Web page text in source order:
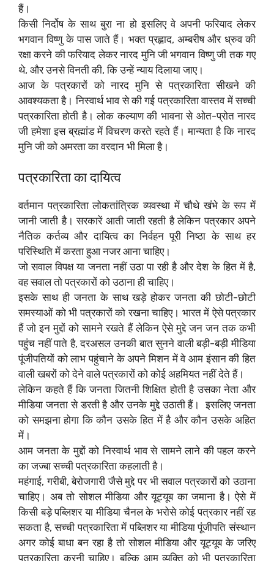
हैं।
‌किसी निर्दोष के साथ बुरा ना हो इसलिए वे अपनी फरियाद लेकर
भगवान विष्णु के पास जाते हैं।‌ भक्त प्रह्लाद, अम्बरीष और ध्रुव की
रक्षा करने की फरियाद लेकर नारद मुनि जी भगवान विष्णु जी तक गए
थे, और उनसे विनती की, कि उन्हें न्याय दिलाया जाए।
‌आज के पत्रकारों को नारद मुनि से पत्रकारिता सीखने की
आवश्यकता है। ‌निस्वार्थ भाव से की गई पत्रकारिता वास्तव में सच्ची
पत्रकारिता होती है। लोक कल्याण की भावना से ओत-प्रोत नारद
जी हमेशा इस ब्रह्मांड में विचरण करते रहते हैं। मान्यता है कि नारद
मुनि जी को अमरता का वरदान भी मिला है। ‌
पत्रकारिता का दायित्व
वर्तमान पत्रकारिता लोकतांत्रिक व्यवस्था में चौथे खंभे के रूप में
जानी जाती है। ‌सरकारें आती जाती रहती है लेकिन पत्रकार अपने
नैतिक कर्तव्य और दायित्व का निर्वहन पूरी निष्ठा के साथ हर
परिस्थिति में करता हुआ नजर आना चाहिए।
जो सवाल विपक्ष या जनता नहीं उठा पा रही है और देश के हित में है,
वह सवाल तो पत्रकारों को उठाना ही चाहिए।
इसके साथ ही जनता के साथ खड़े होकर जनता की छोटी-छोटी
समस्याओं को भी पत्रकारों को रखना चाहिए। भारत में ऐसे पत्रकार
हैं जो इन मुद्दों को सामने रखते हैं लेकिन ऐसे मुद्दे जन जन तक कभी
पहुंच नहीं पाते है, दरअसल उनकी बात सुनने वाली बड़ी-बड़ी मीडिया
पूंजीपतियों को लाभ पहुंचाने के अपने मिशन में वे आम इंसान की हित
वाली खबरों को देने वाले पत्रकारों को कोई अहमियत नहीं देते हैं।
लेकिन कहते हैं कि जनता जितनी शिक्षित होती है उसका नेता और
मीडिया जनता से डरती है और उनके मुद्दे उठाती हैं। इसलिए जनता
को समझना होगा कि कौन उसके हित में है और कौन उसके अहित
में। ‌
आम जनता के मुद्दों को निस्वार्थ भाव से सामने लाने की पहल करने
का जज्बा सच्ची पत्रकारिता कहलाती है।
महंगाई, गरीबी, बेरोजगारी जैसे मुद्दे पर भी सवाल पत्रकारों को उठाना
चाहिए। अब तो सोशल मीडिया और यूट्यूब का जमाना है। ऐसे में
किसी बड़े पब्लिशर या मीडिया चैनल के भरोसे कोई पत्रकार नहीं रह
सकता है, सच्ची पत्रकारिता में पब्लिशर या मीडिया पूंजीपति संस्थान
अगर कोई बाधा बन रहा है तो सोशल मीडिया और यूट्यूब के जरिए
पत्रकारिता करनी चाहिए। बल्कि आम व्यक्ति को भी पत्रकारिता